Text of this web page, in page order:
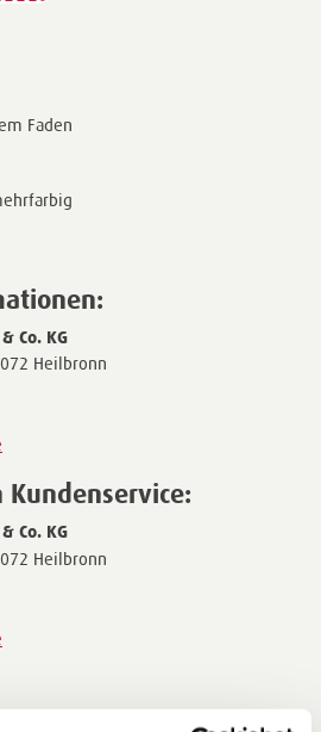
Faden
Co. KG
Heilbronn
Kundenservice:
Co. KG
Heilbronn